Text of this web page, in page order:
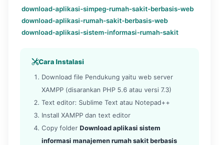
download-aplikasi-simpeg-rumah-sakit-berbasis-web
download-aplikasi-rumah-sakit-berbasis-web
download-aplikasi-sistem-informasi-rumah-sakit
Cara Instalasi
Download file Pendukung yaitu web server
XAMPP (disarankan PHP 5.6 atau versi 7.3)
Text editor: Sublime Text atau Notepad++
Install XAMPP dan text editor
Copy folder Download aplikasi sistem
informasi manajemen rumah sakit berbasis